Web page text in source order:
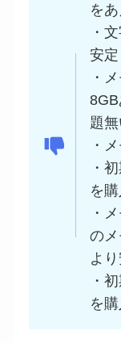
を
・
安
・
題
・
・
を
・
の
よ
・
を